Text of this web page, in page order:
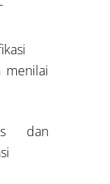
menilai
dan